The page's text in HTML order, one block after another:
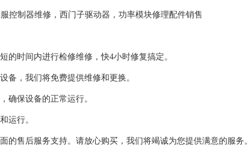
控制器维修，西门子驱动器，功率模块修理配件销售
的时间内进行检修维修，快4小时修复搞定。
备，我们将免费提供维修和更换。
确保设备的正常运行。
运行。
售后服务支持。请放心购买，我们将竭诚为您提供满意的服务。